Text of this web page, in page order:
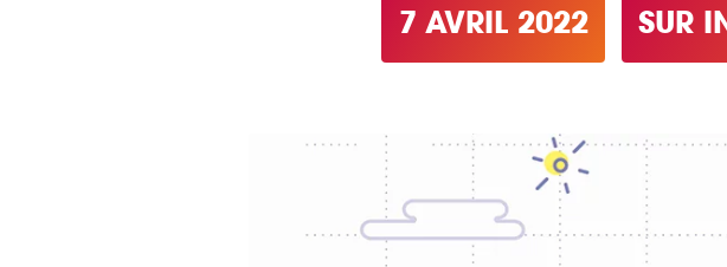
DÉCOUVRIR
Énergie Partagée accompagne les initiatives
de production d'énergie renouvelable qui
7 AVRIL 2022 SUR